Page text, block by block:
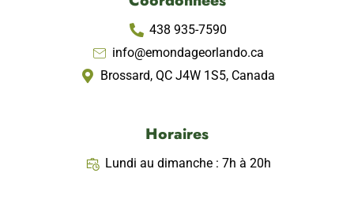
438 935-7590
info@emondageorlando.ca
Brossard, QC J4W 1S5, Canada
Horaires
Lundi au dimanche : 7h à 20h